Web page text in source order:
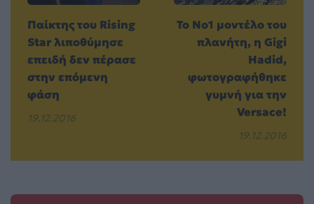
Παίκτης του Rising
Star λιποθύμησε
επειδή δεν πέρασε
στην επόμενη
φάση
19.12.2016
To No1 μοντέλο του
πλανήτη, η Gigi
Hadid,
φωτογραφήθηκε
γυμνή για την
Versace!
19.12.2016